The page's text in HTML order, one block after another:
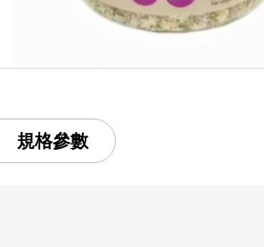
規格參數